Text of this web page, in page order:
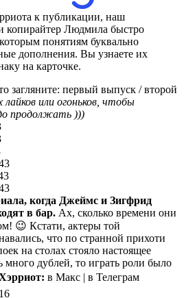
к публикации, наш
копирайтер Людмила быстро
понятиям буквально
дополнения. Вы узнаете их
на карточке.
загляните: первый выпуск / второй
или огоньков, чтобы
продолжать )))
когда Джеймс и Зигфрид
в бар. Ах, сколько времени они
😉 Кстати, актеры той
что по странной прихоти
на столах стояло настоящее
много дублей, то играть роли было
в Макс | в Телеграм